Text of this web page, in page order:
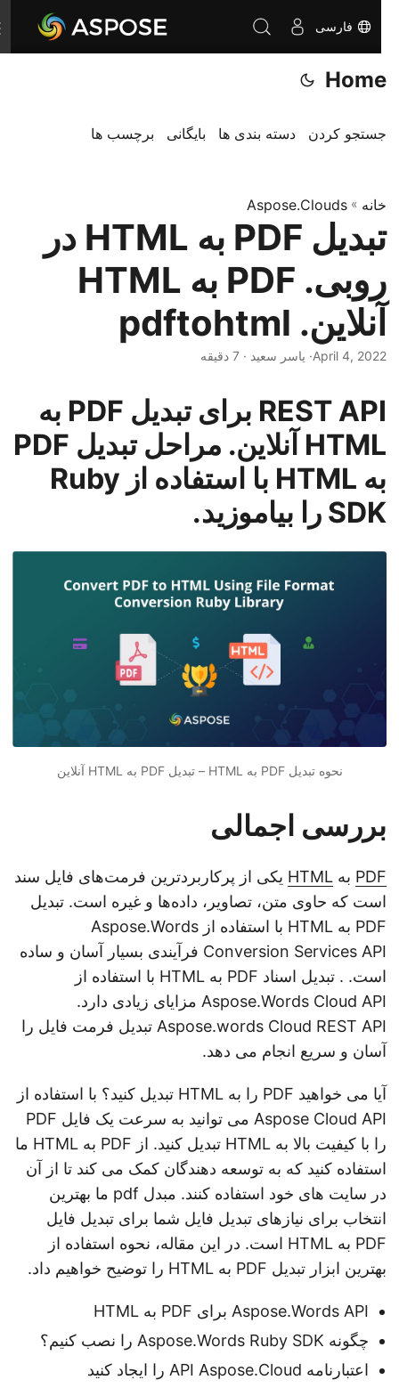
فارسی
Home
جستجو کردن دسته بندی ها بایگانی برچسب ها
خانه»
Aspose.Clouds
تبدیل PDF به HTML در
روبی. PDF به HTML
آنلاین. pdftohtml
April 4, 2022· یاسر سعید · 7 دقیقه
REST API برای تبدیل PDF به
HTML آنلاین. مراحل تبدیل PDF
به HTML با استفاده از Ruby
SDK را بیاموزید.
نحوه تبدیل PDF به HTML – تبدیل PDF به HTML آنلاین
بررسی اجمالی
PDFبهHTMLیکی از پرکاربردترین فرمت‌های فایل سند
است که حاوی متن، تصاویر، داده‌ها و غیره است. تبدیل
PDF به HTML با استفاده از Aspose.Words
Conversion Services API فرآیندی بسیار آسان و ساده
است. . تبدیل اسناد PDF به HTML با استفاده از
Aspose.Words Cloud API مزایای زیادی دارد.
Aspose.words Cloud REST API تبدیل فرمت فایل را
آسان و سریع انجام می دهد.
آیا می خواهید PDF را به HTML تبدیل کنید؟ با استفاده از
Aspose Cloud API می توانید به سرعت یک فایل PDF
را با کیفیت بالا به HTML تبدیل کنید. از PDF به HTML ما
استفاده کنید که به توسعه دهندگان کمک می کند تا از آن
در سایت های خود استفاده کنند. مبدل pdf ما بهترین
انتخاب برای نیازهای تبدیل فایل شما برای تبدیل فایل
PDF به HTML است. در این مقاله، نحوه استفاده از
بهترین ابزار تبدیل PDF به HTML را توضیح خواهیم داد.
Aspose.Words API برای PDF به HTML
چگونه Aspose.Words Ruby SDK را نصب کنیم؟
اعتبارنامه API Aspose.Cloud را ایجاد کنید